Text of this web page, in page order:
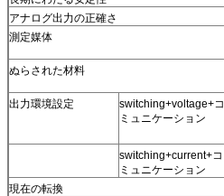
アナログ出力の正確さ
測定媒体
ぬらされた材料
出力環境設定
switching+voltage+コ
ミュニケーション
switching+current+コ
ミュニケーション
現在の転換